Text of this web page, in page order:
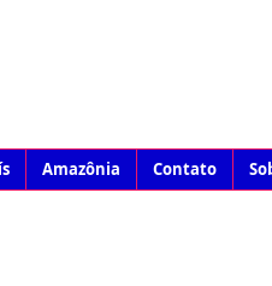
Amazônia Contato